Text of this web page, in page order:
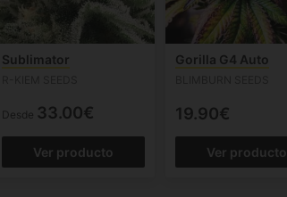
Sublimator
Desde 33.00€
Ver producto
Gorilla G4 Auto
19.90€
Ver producto